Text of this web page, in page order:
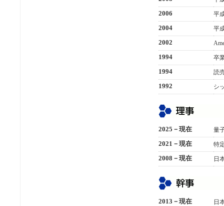
2006 平
2004 平
2002
1994 卒
1994 読
1992 シ
2025－現在 量
2021－現在 特
2008－現在 日
2013－現在 日